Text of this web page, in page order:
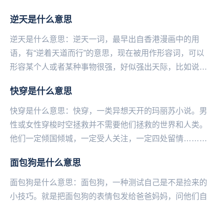
逆天是什么意思
逆天是什么意思：逆天一词，最早出自香港漫画中的用
语，有“逆着天道而行”的意思，现在被用作形容词，可以
形容某个人或者某种事物很强，好似强出天际，比如说：
快穿是什么意思
快穿是什么意思：快穿，一类异想天开的玛丽苏小说。男
性或女性穿梭时空拯救并不需要他们拯救的世界和人类。
他们一定倾国倾城，一定受人关注，一定四处留情……明
面包狗是什么意思
面包狗是什么意思：面包狗，一‌‌‌‌‌‌‌‌‌‌‌‌种测试自己是不是捡来的
小技巧。就是把面包狗的表情包发给爸爸妈妈，问他们自